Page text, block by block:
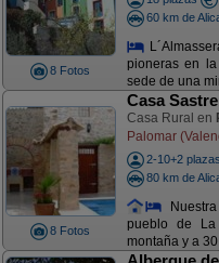
8 Fotos
60 km de
pioneras en
sede de una
8 Fotos
Casa
Casa Rural en
Palomar
2-10+2 plazas
80 km de
pueblo de
montaña y a